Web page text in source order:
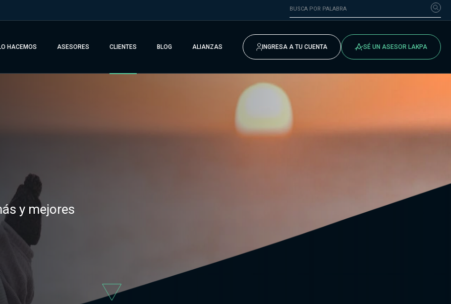
HACEMOS ASESORES CLIENTES BLOG ALIANZAS INGRESA A TU CUENTA SÉ UN ASESOR LAKPA
y mejores